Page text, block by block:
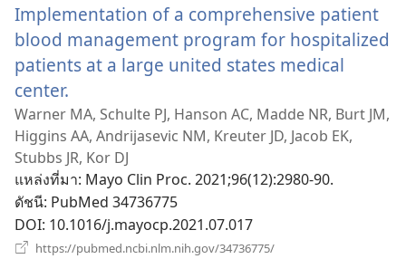
Implementation of a comprehensive patient
blood management program for hospitalized
patients at a large united states medical
center.
หน้าต่าง
ใหม่)
Warner MA, Schulte PJ, Hanson AC, Madde NR, Burt JM,
Higgins AA, Andrijasevic NM, Kreuter JD, Jacob EK,
Stubbs JR, Kor DJ
แหล่งที่มา‎: Mayo Clin Proc. 2021;96(12):2980-90.
ดัชนี‎: PubMed 34736775
DOI‎: 10.1016/j.mayocp.2021.07.017
https://pubmed.ncbi.nlm.nih.gov/34736775/